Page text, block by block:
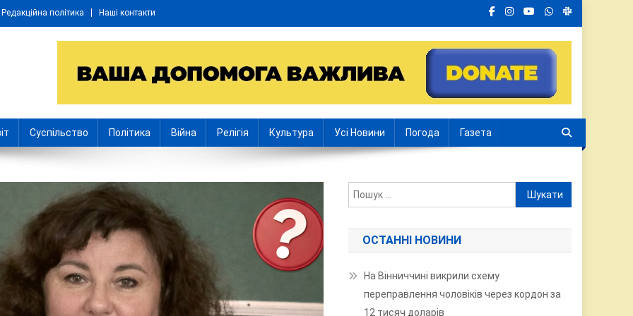
Редакційна політика Наші контакти
Суспільство Політика Війна Релігія Культура Усі Новини Погода Газета
Пошук:
ОСТАННІ НОВИНИ
На Вінниччині викрили схему
переправлення чоловіків через кордон за
12 тисяч доларів